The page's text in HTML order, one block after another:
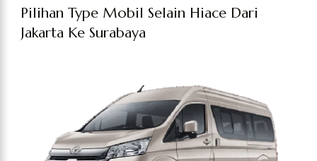
Pilihan Type Mobil Selain Hiace Dari
Jakarta Ke Surabaya